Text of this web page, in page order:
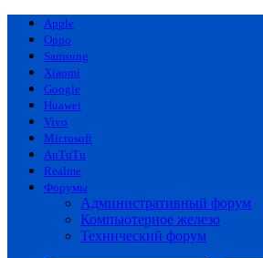
Apple
Oppo
Samsung
Xiaomi
Google
Huawei
Vivo
Microsoft
AnTuTu
Realme
Форумы
Административный форум
Компьютерное железо
Технический форум